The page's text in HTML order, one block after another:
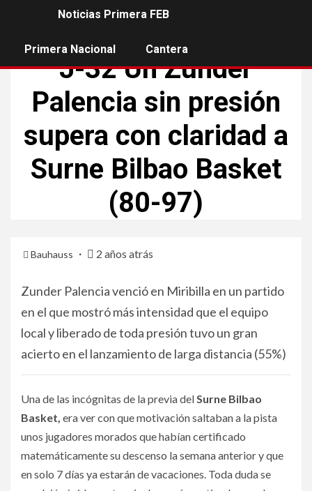
Noticias Primera FEB
Primera Nacional Cantera
J-32 Un Zunder
Palencia sin presión
supera con claridad a
Surne Bilbao Basket
(80-97)
Bauhauss 2 años atrás
Zunder Palencia venció en Miribilla en un partido
en el que mostró más intensidad que el equipo
local y liberado de toda presión tuvo un gran
acierto en el lanzamiento de larga distancia (55%)
Una de las incógnitas de la previa delSurne Bilbao
Basket, era ver con que motivación saltaban a la pista
unos jugadores morados que habían certificado
matemáticamente su descenso la semana anterior y que
en solo 7 días ya estarán de vacaciones. Toda duda se